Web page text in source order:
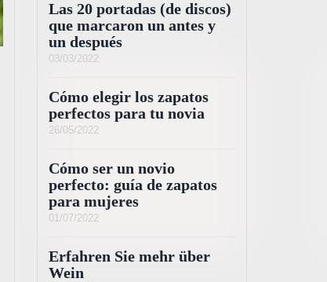
Las 20 portadas (de discos)
que marcaron un antes y
un después
03/03/2022
Cómo elegir los zapatos
perfectos para tu novia
26/05/2022
Cómo ser un novio
perfecto: guía de zapatos
para mujeres
01/07/2022
Erfahren Sie mehr über
Wein